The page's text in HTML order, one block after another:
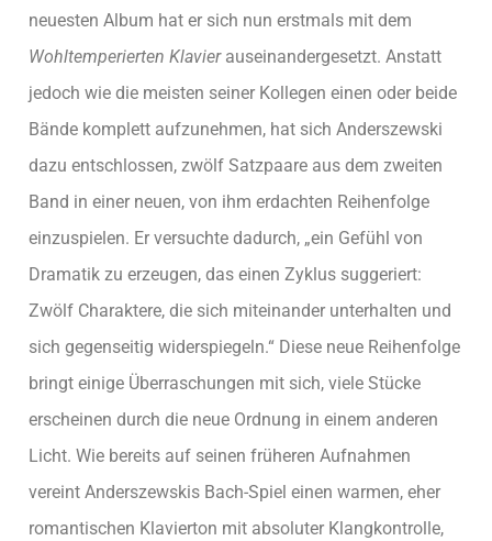
neuesten Album hat er sich nun erstmals mit dem
Wohltemperierten Klavierauseinandergesetzt. Anstatt
jedoch wie die meisten seiner Kollegen einen oder beide
Bände komplett aufzunehmen, hat sich Anderszewski
dazu entschlossen, zwölf Satzpaare aus dem zweiten
Band in einer neuen, von ihm erdachten Reihenfolge
einzuspielen. Er versuchte dadurch, „ein Gefühl von
Dramatik zu erzeugen, das einen Zyklus suggeriert:
Zwölf Charaktere, die sich miteinander unterhalten und
sich gegenseitig widerspiegeln.“ Diese neue Reihenfolge
bringt einige Überraschungen mit sich, viele Stücke
erscheinen durch die neue Ordnung in einem anderen
Licht. Wie bereits auf seinen früheren Aufnahmen
vereint Anderszewskis Bach-Spiel einen warmen, eher
romantischen Klavierton mit absoluter Klangkontrolle,